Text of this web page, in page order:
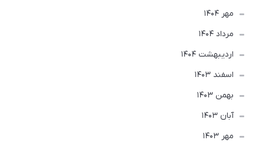
مهر 1404
مرداد 1404
ارديبهشت 1404
اسفند 1403
بهمن 1403
آبان 1403
مهر 1403